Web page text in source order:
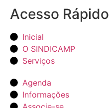
Acesso Rápido
Inicial
O SINDICAMP
Serviços
Agenda
Informações